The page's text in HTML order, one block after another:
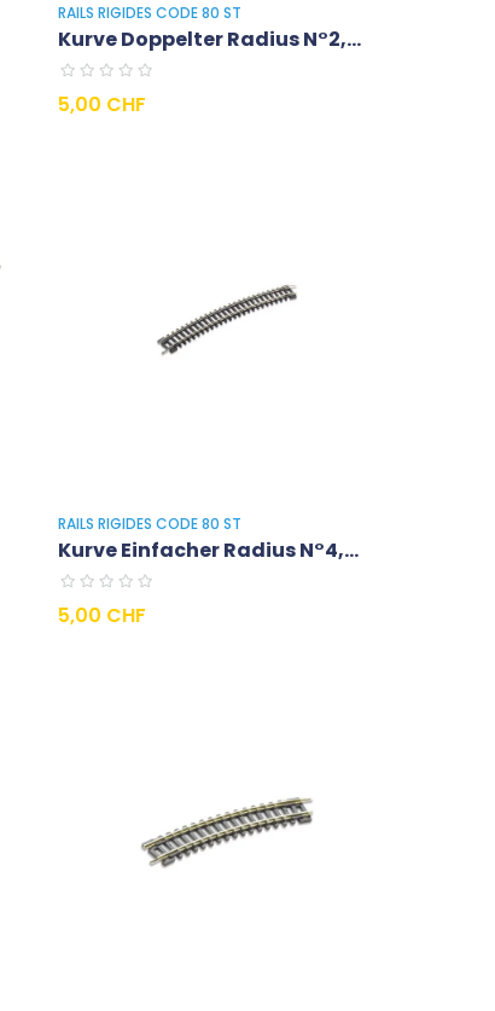
RAILS RIGIDES CODE 80 ST
Kurve Doppelter Radius N°2,...
Preis
5,00 CHF
RAILS RIGIDES CODE 80 ST
Kurve Einfacher Radius N°4,...
Preis
5,00 CHF